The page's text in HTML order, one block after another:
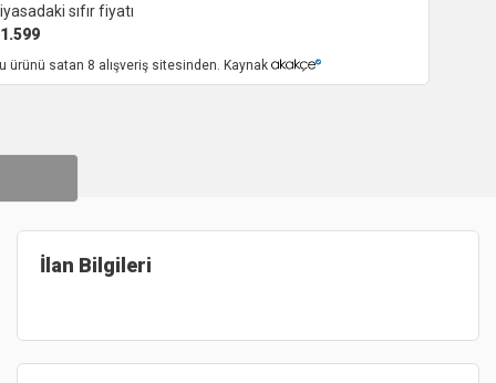
sıfır fiyatı
1.599
ürünü satan 8 alışveriş sitesinden. Kaynak
İlan Bilgileri